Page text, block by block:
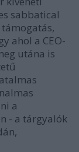
sabbatical
ahol a CEO-
utána is
a
- a tárgyalók